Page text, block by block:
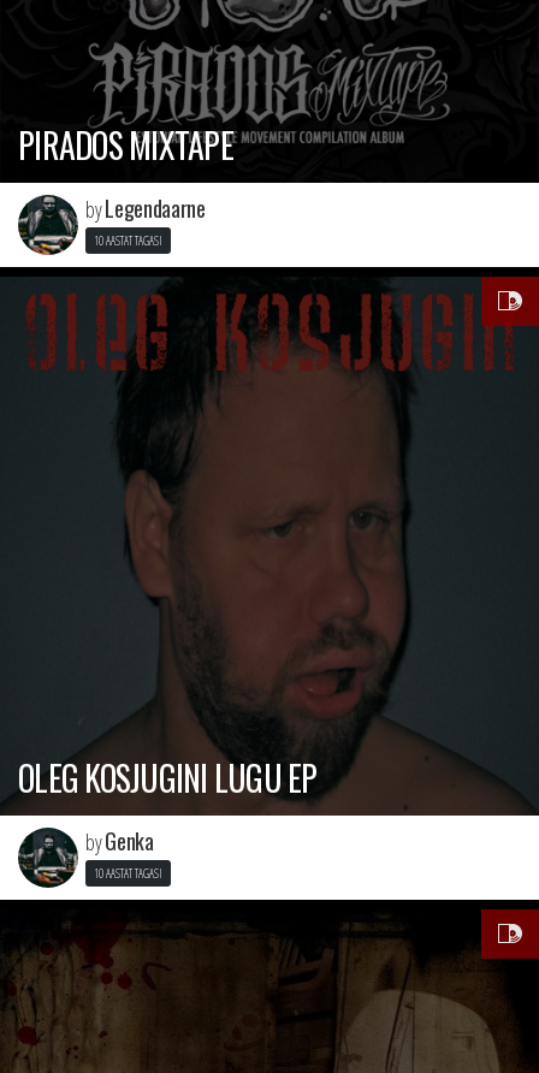
PIRADOS MIXTAPE
byLegendaarne
10 AASTAT TAGASI
OLEG KOSJUGINI LUGU EP
byGenka
10 AASTAT TAGASI